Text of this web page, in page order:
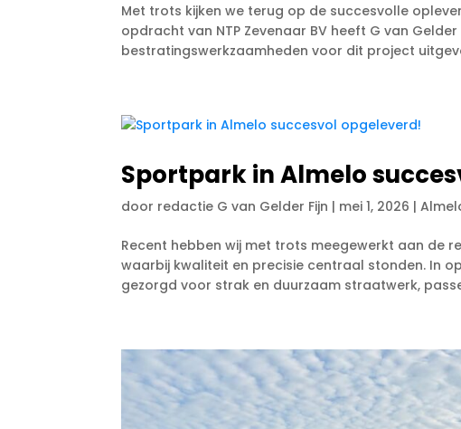
Met trots kijken we terug op de succesvolle
opdracht van NTP Zevenaar BV heeft G van
bestratingswerkzaamheden voor dit project
Sportpark in Almelo
door redactie G van Gelder Fijn | mei 1, 2026 |
Recent hebben wij met trots meegewerkt aan de
waarbij kwaliteit en precisie centraal stonden. In
gezorgd voor strak en duurzaam straatwerk,